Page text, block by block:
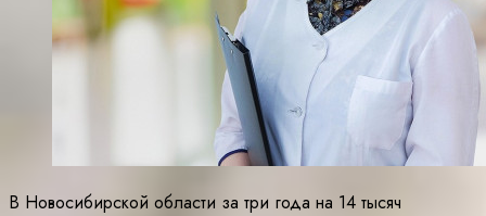
В Новосибирской области за три года на 14 тысяч